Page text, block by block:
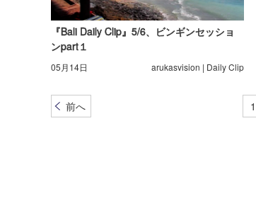
『Bali Daily Clip』5/6、ビンギンセッショ
ンpart１
05月14日 arukasvision | Daily Clip
前へ 1